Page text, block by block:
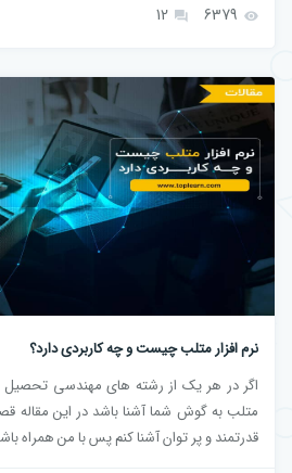
نرم افزار متلب چیست و چه کاربردی دارد؟
اگر در هر یک از رشته های مهندسی تحصیل می
متلب به گوش شما آشنا باشد در این مقاله قصد
قدرتمند و پر توان آشنا کنم پس با من همراه